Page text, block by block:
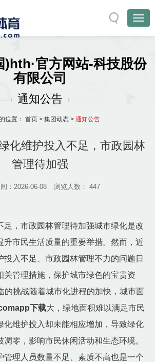
)hth·官方网站-科技股份
有限公司
通知公告
位置： 首页> 集团动态> 通知公告
化维护投入不足，市政园林
管理待加强
：2026-06-08 浏览人数： 447
足，市政园林管理待加强城市绿化是改
升市民生活质量的重要举措。然而，近
投入不足、市政园林管理不力的问题日
关管理措施，保护城市绿色的宝贵资
的挑战随着城市化进程的加快，城市面
下载大，绿地面积难以满足市民
化维护投入却未能相应增加，导致绿化
零，影响市民休闲活动和生态环境。
管理人员数量不足、素质不高也是一个